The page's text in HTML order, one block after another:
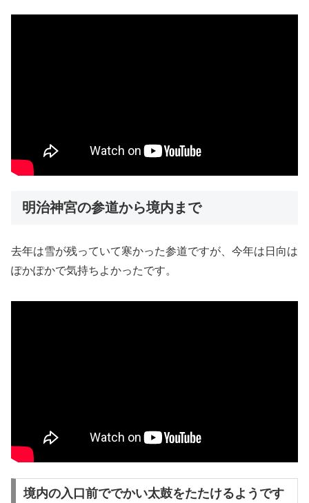
明治神宮の参道から境内まで
去年は雪が残っていて寒かった参道ですが、今年は日向は
ぽかぽかで気持ちよかったです。
境内の入口前ででかい太鼓をたたけるようです